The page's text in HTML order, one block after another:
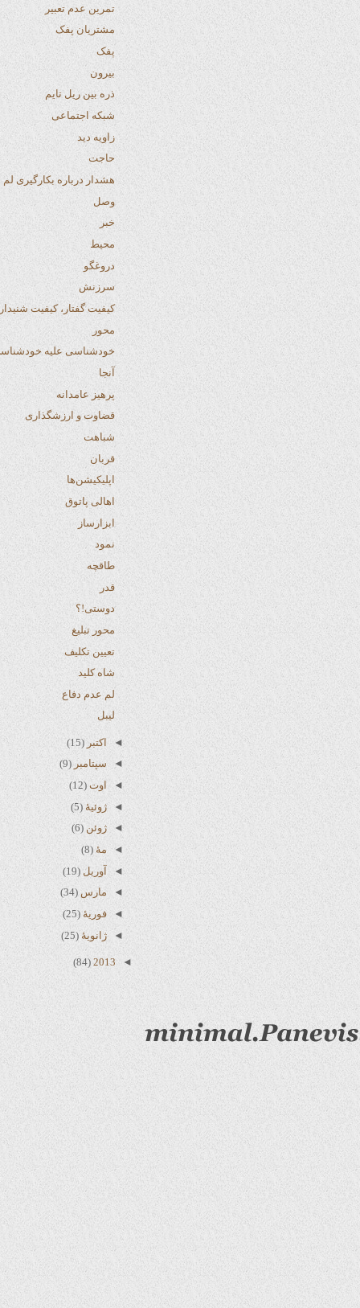
تمرین عدم تعبیر
مشتریان پفک
پفک
بیرون
ذره بین ریل تایم
شبکه اجتماعی
زاویه دید
حاجت
هشدار درباره بکارگیری لم ها
وصل
خبر
محیط
دروغگو
سرزنش
کیفیت گفتار، کیفیت شنیدار
محور
خودشناسی علیه خودشناسی
پرهیز عامدانه
قضاوت و ارزشگذاری
شباهت
قربان
اپلیکیشن‌ها
اهالی پاتوق
ابزارساز
نمود
طاقچه
قدر
دوستی!؟
محور تبلیغ
تعیین تکلیف
شاه کلید
لم عدم دفاع
لیبل
اکتبر
(15)
◄ سپتامبر(9)
اوت
(12)
ژوئیهٔ(5)
◄
ژوئن(6)
◄
مهٔ(8)
◄
آوریل(19)
◄ مارس(34)
◄
فوریهٔ(25)
◄
ژانویهٔ (25)
2013
(84)